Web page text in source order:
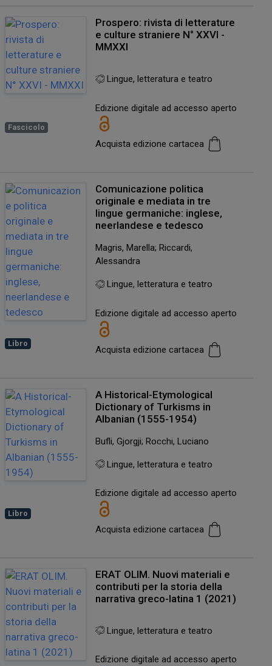
Fascicolo
Prospero: rivista di letterature
e culture straniere N° XXVI -
MMXXI
Lingue, letteratura e teatro
Edizione digitale ad accesso aperto
Acquista edizione cartacea
Libro
Comunicazione politica
originale e mediata in tre
lingue germaniche: inglese,
neerlandese e tedesco
Magris, Marella; Riccardi,
Alessandra
Lingue, letteratura e teatro
Edizione digitale ad accesso aperto
Acquista edizione cartacea
Libro
A Historical-Etymological
Dictionary of Turkisms in
Albanian (1555-1954)
Bufli, Gjorgji; Rocchi, Luciano
Lingue, letteratura e teatro
Edizione digitale ad accesso aperto
Acquista edizione cartacea
ERAT OLIM. Nuovi materiali e
contributi per la storia della
narrativa greco-latina 1 (2021)
Lingue, letteratura e teatro
Edizione digitale ad accesso aperto